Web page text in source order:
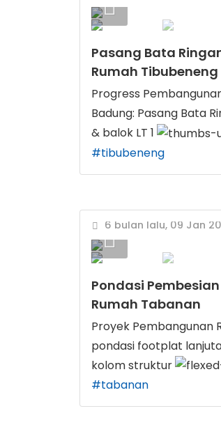
Pasang Bata
Rumah Tibubeneng
Progress
Badung: Pasang Bata
& balok LT 1
#tibubeneng
6 bulan lalu, 09 Jan
Pondasi
Rumah Tabanan
Proyek Pembangunan
pondasi footplat
kolom struktur
#tabanan